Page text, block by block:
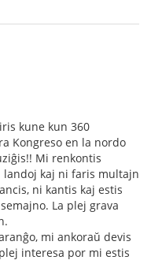
kune kun 360
Kongreso en la nordo
Mi renkontis
kaj ni faris multajn
ni kantis kaj estis
La plej grava
mi ankoraŭ devis
interesa por mi estis